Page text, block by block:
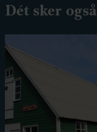
Dét sker også